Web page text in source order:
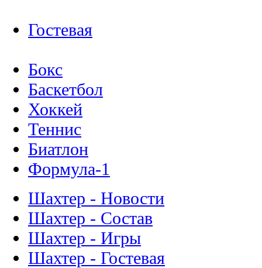
Гостевая
Бокс
Баскетбол
Хоккей
Теннис
Биатлон
Формула-1
Шахтер - Новости
Шахтер - Состав
Шахтер - Игры
Шахтер - Гостевая